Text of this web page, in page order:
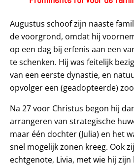
Augustus schoof zijn naaste
de voorgrond, omdat hij
op een dag bij erfenis aan een
te schenken. Hij was feitelijk
van een eerste dynastie, en
opvolger een (geadopteerde)
Na 27 voor Christus begon hij
arrangeren van strategische
maar één dochter (Julia) en het
snel mogelijk zonen kreeg. Ook
echtgenote, Livia, met wie hij zijn